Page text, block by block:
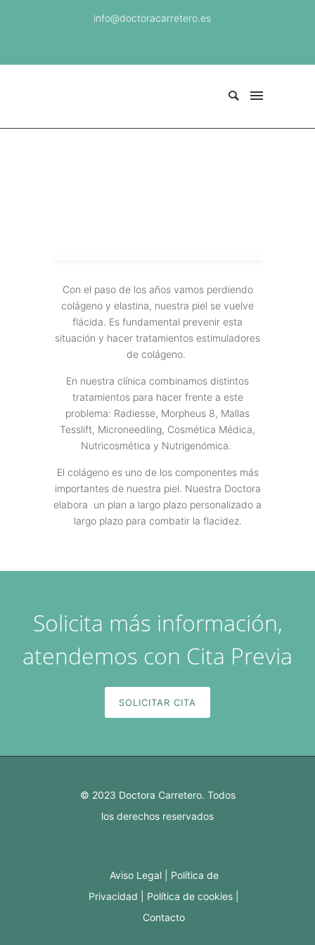
info@doctoracarretero.es
Con el paso de los años vamos perdiendo
colágeno y elastina, nuestra piel se vuelve
flácida. Es fundamental prevenir esta
situación y hacer tratamientos estimuladores
de colágeno.
En nuestra clínica combinamos distintos
tratamientos para hacer frente a este
problema: Radiesse, Morpheus 8, Mallas
Tesslift, Microneedling, Cosmética Médica,
Nutricosmética y Nutrigenómica.
El colágeno es uno de los componentes más
importantes de nuestra piel. Nuestra Doctora
elabora un plan a largo plazo personalizado a
largo plazo para combatir la flacidez.
Solicita más información,
atendemos con Cita Previa
SOLICITAR CITA
© 2023 Doctora Carretero. Todos
los derechos reservados
Aviso Legal
Política de
Privacidad
Política de cookies
Contacto